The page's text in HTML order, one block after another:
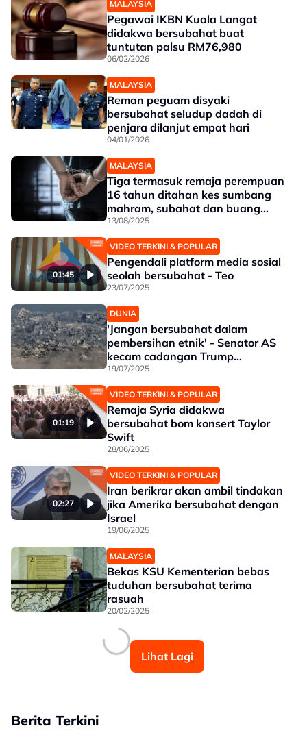
MALAYSIA
Pegawai IKBN Kuala Langat
didakwa bersubahat buat
tuntutan palsu RM76,980
06/02/2026
MALAYSIA
Reman peguam disyaki
bersubahat seludup dadah di
penjara dilanjut empat hari
04/01/2026
MALAYSIA
Tiga termasuk remaja perempuan
16 tahun ditahan kes sumbang
mahram, subahat dan buang
bayi di Hulu Langat
13/08/2025
01:45
VIDEO TERKINI & POPULAR
Pengendali platform media sosial
seolah bersubahat - Teo
23/07/2025
DUNIA
'Jangan bersubahat dalam
pembersihan etnik' - Senator AS
kecam cadangan Trump
mengenai Gaza
19/07/2025
01:19
VIDEO TERKINI & POPULAR
Remaja Syria didakwa
bersubahat bom konsert Taylor
Swift
28/06/2025
02:27
VIDEO TERKINI & POPULAR
Iran berikrar akan ambil tindakan
jika Amerika bersubahat dengan
Israel
19/06/2025
MALAYSIA
Bekas KSU Kementerian bebas
tuduhan bersubahat terima
rasuah
20/02/2025
Lihat Lagi
Berita Terkini